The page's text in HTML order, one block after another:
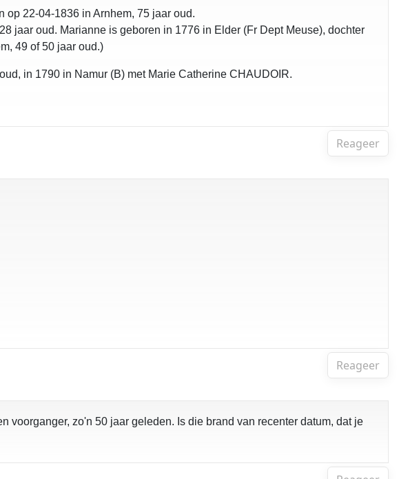
op 22-04-1836 in Arnhem, 75 jaar oud.
jaar oud. Marianne is geboren in 1776 in Elder (Fr Dept Meuse), dochter
49 of 50 jaar oud.)
in 1790 in Namur (B) met Marie Catherine CHAUDOIR.
Reageer
Reageer
zo'n 50 jaar geleden. Is die brand van recenter datum, dat je